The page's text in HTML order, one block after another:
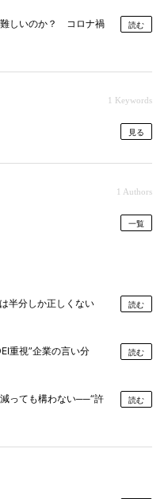
難しいのか？ コロナ禍
読む
1 Keywords
見る
1 Authors
一覧
半分しか正しくない 読む
重視”企業の言い分 読む
っても構わない──“許
読む